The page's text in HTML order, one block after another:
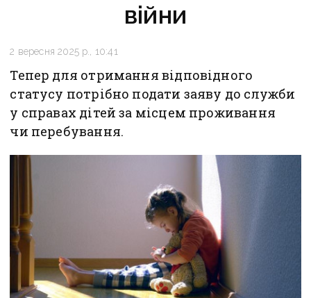
війни
2 вересня 2025 р., 10:41
Тепер для отримання відповідного
статусу потрібно подати заяву до служби
у справах дітей за місцем проживання
чи перебування.